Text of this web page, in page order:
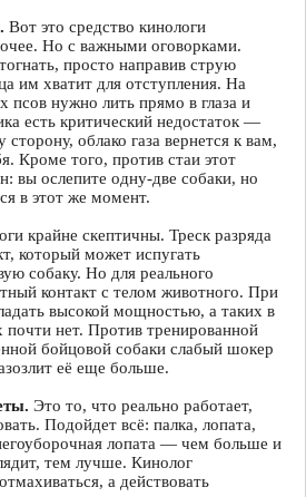
Вот это средство кинологи
Но с важными оговорками.
просто направив струю
им хватит для отступления. На
псов нужно лить прямо в глаза и
есть критический недостаток —
облако газа вернется к вам,
Кроме того, против стаи этот
вы ослепите одну-две собаки, но
в этот же момент.
крайне скептичны. Треск разряда
который может испугать
собаку. Но для реального
контакт с телом животного. При
высокой мощностью, а таких в
почти нет. Против тренированной
бойцовой собаки слабый шокер
её еще больше.
Это то, что реально работает,
Подойдет всё: палка, лопата,
лопата — чем больше и
тем лучше. Кинолог
а действовать